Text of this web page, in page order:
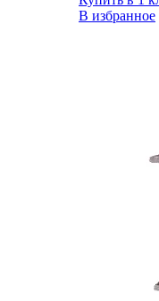
В избранное